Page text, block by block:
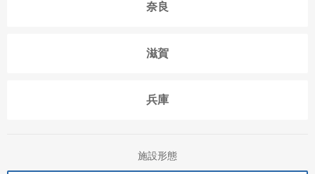
奈良
滋賀
兵庫
施設形態